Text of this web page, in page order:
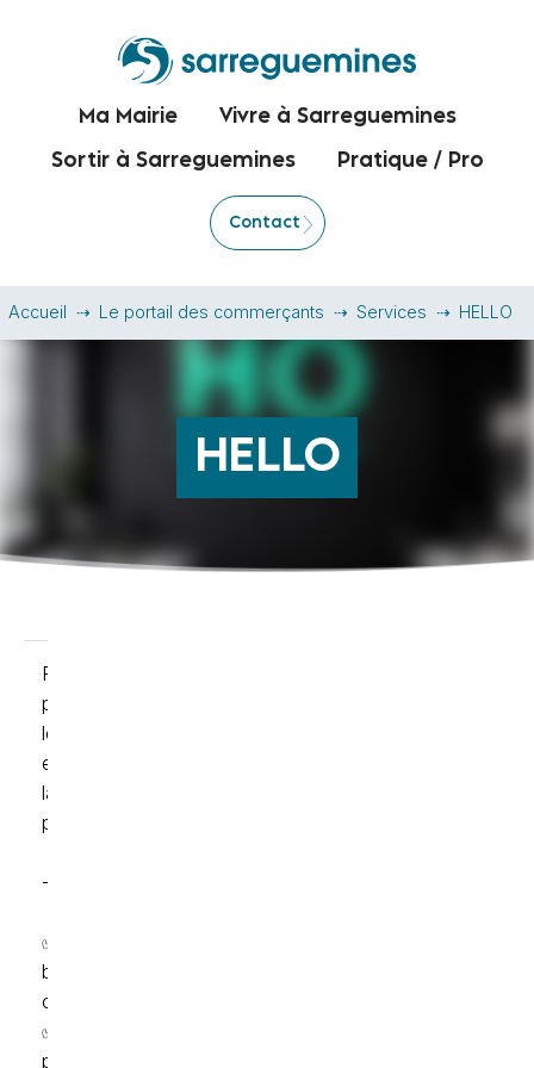
Ma Mairie Vivre à Sarreguemines
Sortir à Sarreguemines Pratique / Pro
Contact
Accueil Le portail des commerçants Services HELLO
HELLO
Fort de plus de 25 ans d'accompagnement des TPE-
professions libérales et dans le domaine franco-
le cabinet d'expertise comptable HELLO propose une
expérience à taille humaine, moderne et réactive afin
la comptabilité devienne un véritable levier de
performance.
- Nos engagements :
✅ Simplifier la vie des dirigeants et les aider à prendre
bonnes décisions, gain de temps immédiat avec une
comptabilité en temps réel et des outils digitaux
✅ Mettre en place des outils de pilotage de la
performance (tableaux de bord sur-mesure, reportings,